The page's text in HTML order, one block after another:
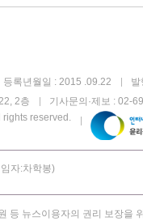
등록년월일 : 2015 .09.22 발
2층
기사문의·제보 : 02-
reserved.
자:차학봉)
등 뉴스이용자의 권리 보장을